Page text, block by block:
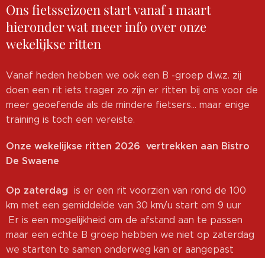
Ons fietsseizoen start vanaf 1 maart
hieronder wat meer info over onze
wekelijkse ritten
Vanaf heden hebben we ook een B -groep d.w.z. zij
doen een rit iets trager zo zijn er ritten bij ons voor de
meer geoefende als de mindere fietsers... maar enige
training is toch een vereiste.
Onze wekelijkse ritten 2026 vertrekken aan Bistro
De Swaene
Op zaterdag is er een rit voorzien van rond de 100
km met een gemiddelde van 30 km/u start om 9 uur
Er is een mogelijkheid om de afstand aan te passen
maar een echte B groep hebben we niet op zaterdag
we starten te samen onderweg kan er aangepast